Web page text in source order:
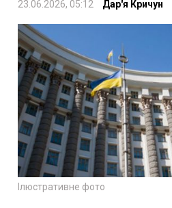
23.06.2026, 05:12 Дар'я Кричун
Ілюстративне фото